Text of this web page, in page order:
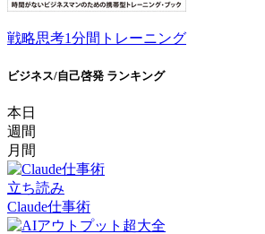
戦略思考1分間トレーニング
ビジネス/自己啓発 ランキング
本日
週間
月間
立ち読み
Claude仕事術